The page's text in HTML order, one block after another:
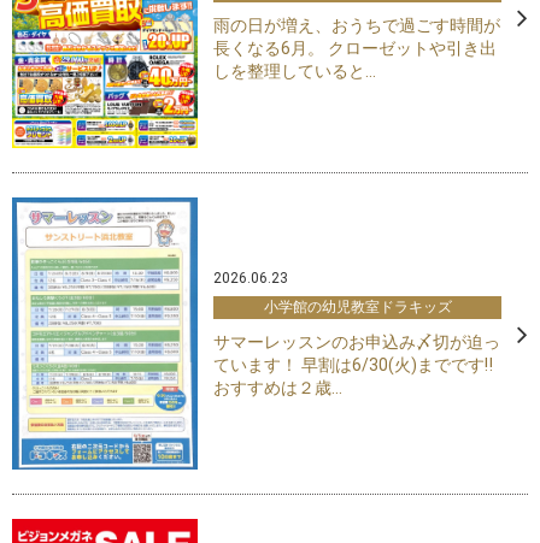
雨の日が増え、おうちで過ごす時間が
長くなる6月。 クローゼットや引き出
しを整理していると...
2026.06.23
小学館の幼児教室ドラキッズ
サマーレッスンのお申込み〆切が迫っ
ています！ 早割は6/30(火)までです‼︎
おすすめは２歳...